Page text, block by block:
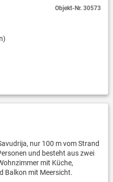
Objekt-Nr.30573
nur 100 m vom Strand
und besteht aus zwei
mit Küche,
Balkon mit Meersicht.